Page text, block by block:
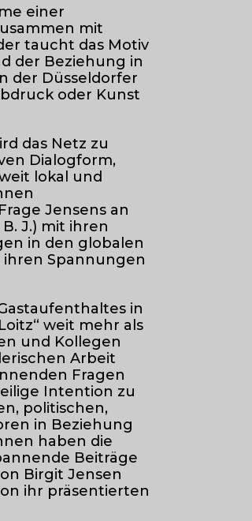
einer
mit
taucht das Motiv
der Beziehung in
der Düsseldorfer
oder Kunst
das Netz zu
Dialogform,
lokal und
Jensens an
J.) mit ihren
in den globalen
Spannungen
in
weit mehr als
und Kollegen
Arbeit
Fragen
Intention zu
politischen,
in Beziehung
haben die
Beiträge
Birgit Jensen
ihr präsentierten